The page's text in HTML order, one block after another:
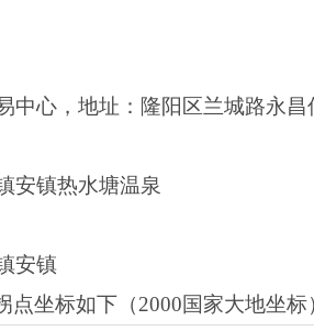
中心，地址：隆阳区兰城路永昌
安镇热水塘温泉
安镇
点坐标如下（2000国家大地坐标